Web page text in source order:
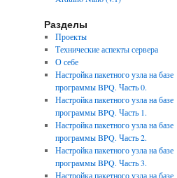
Разделы
Проекты
Технические аспекты сервера
О себе
Настройка пакетного узла на базе
программы BPQ. Часть 0.
Настройка пакетного узла на базе
программы BPQ. Часть 1.
Настройка пакетного узла на базе
программы BPQ. Часть 2.
Настройка пакетного узла на базе
программы BPQ. Часть 3.
Настройка пакетного узла на базе